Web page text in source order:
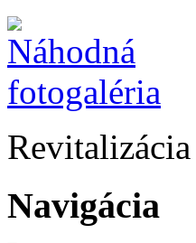
Navigácia